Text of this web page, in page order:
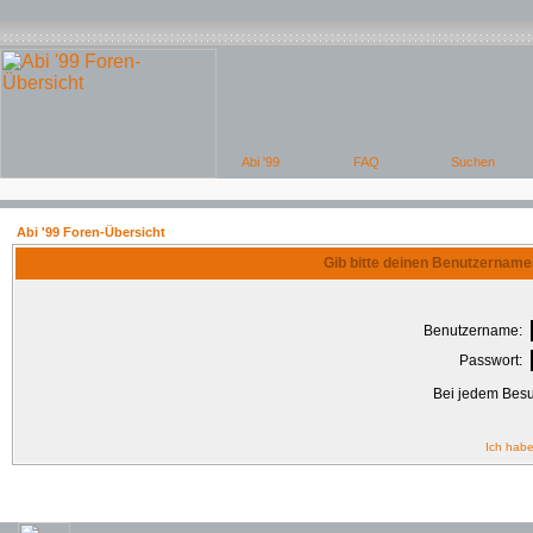
Abi '99 Foren-Übersicht
Gib bitte deinen
Benutzername:
Passwort:
Bei jedem
Ich